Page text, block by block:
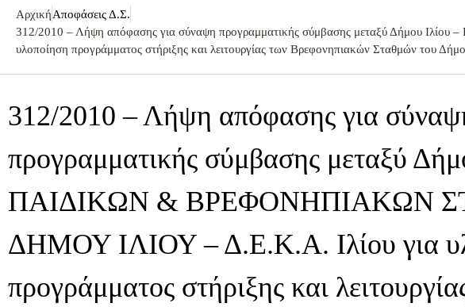
ΑρχικήΑποφάσεις Δ.Σ.
312/2010 – Λήψη απόφασης για σύναψη προγραμματικής σύμβασης μεταξύ
υλοποίηση προγράμματος στήριξης και λειτουργίας των Βρεφονηπιακών Σταθμών του
312/2010 – Λήψη απόφασης για
προγραμματικής σύμβασης μεταξύ
ΠΑΙΔΙΚΩΝ & ΒΡΕΦΟΝΗΠΙΑΚΩΝ
ΔΗΜΟΥ ΙΛΙΟΥ – Δ.Ε.Κ.Α. Ιλίου για
προγράμματος στήριξης και